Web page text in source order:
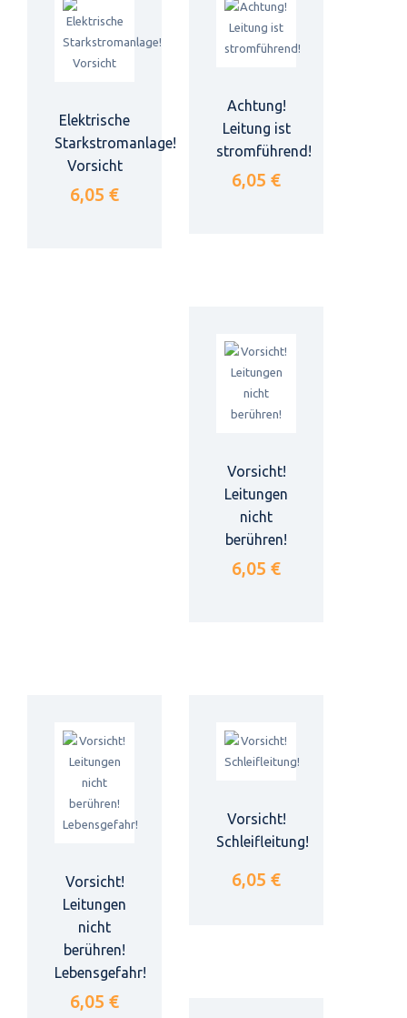
Elektrische
Starkstromanlage!
Vorsicht
6,05 €
Achtung!
Leitung ist
stromführend!
6,05 €
Vorsicht!
Leitungen
nicht
berühren!
6,05 €
Vorsicht!
Leitungen
nicht
berühren!
Lebensgefahr!
6,05 €
Vorsicht!
Schleifleitung!
6,05 €